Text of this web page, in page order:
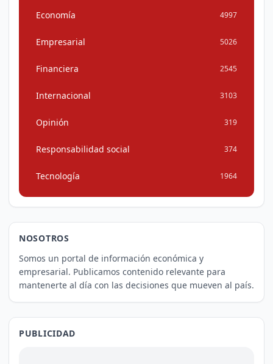
Economía 4997
Empresarial 5026
Financiera 2545
Internacional 3103
Opinión 319
Responsabilidad social 374
Tecnología 1964
NOSOTROS
Somos un portal de información económica y
empresarial. Publicamos contenido relevante para
mantenerte al día con las decisiones que mueven al país.
PUBLICIDAD